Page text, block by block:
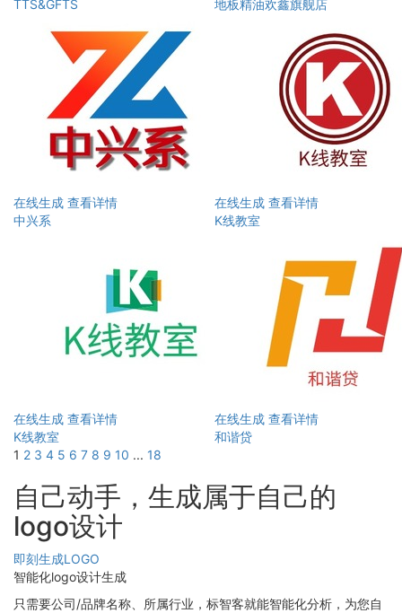
TTS&GFTS
地板精油欢鑫旗舰店
在线生成 查看详情
中兴系
在线生成 查看详情
K线教室
在线生成 查看详情
K线教室
在线生成 查看详情
和谐贷
1 2 3 4 5 6 7 8 9 10 ... 18
自己动手，生成属于自己的
logo设计
即刻生成LOGO
智能化logo设计生成
只需要公司/品牌名称、所属行业，标智客就能智能化分析，为您自